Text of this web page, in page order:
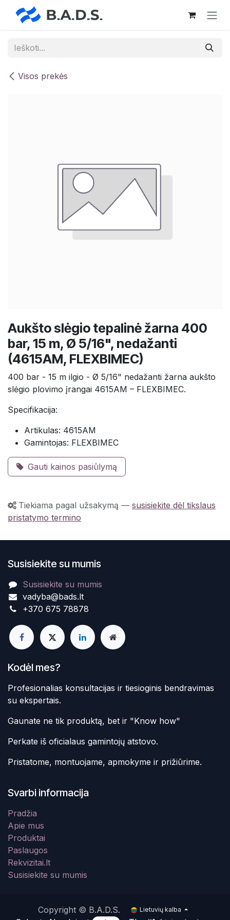
Skip to Content
Visos prekės
Aukšto slėgio tepalinė žarna 400
bar, 15 m, Ø 5/16", nedažanti
(4615AM, FLEXBIMEC)
400 bar - 15 m ilgio - Ø 5/16" nedažanti žarna aukšto
slėgio plovimo įrangai 4615AM – FLEXBIMEC.
Specifikacija:
Artikulas: 4615AM
Gamintojas: FLEXBIMEC
Gauti kainos pasiūlymą
Tiekiama pagal užsakymą — susisiekite dėl tikslaus
pristatymo termino
Susisiekite su mumis
Susisiekite su mumis
vadyba@bads.lt
+370 675 78878
Kodėl mes?
Profesionalias konsultacijas ir tiesioginis bendravimas
su ekspertais.
Gaunate ne tik produktą, bet ir "Know how"
Perkate iš oficialaus gamintojų atstovo.
Pristatome, montuojame, apmokyme ir prižiūrime.
Svarbi informacija
Pradžia
Apie mus
Produktai
Paslaugos
Rekvizitai.lt
Susisiekite su mumis
Copyright © B.A.D.S. Lietuvių kalba